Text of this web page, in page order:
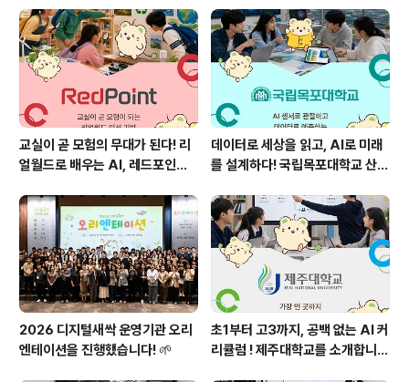
교실이 곧 모험의 무대가 된다! 리
얼월드로 배우는 AI, 레드포인트
데이터로 세상을 읽고, AI로 미래
를 설계하다! 국립목포대학교 산학
2026 디지털새싹 운영기관 오리
엔테이션을 진행했습니다! 🌱
초1부터 고3까지, 공백 없는 AI 커
리큘럼 ! 제주대학교를 소개합니